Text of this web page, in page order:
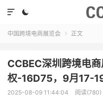


中国跨境电商展览会  正文
CCBEC深圳跨境电
权-16D75，9月17-
2025-08-09 11:44:04 阅读(780)